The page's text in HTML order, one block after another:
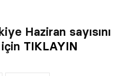
Haziran sayısını
TIKLAYIN